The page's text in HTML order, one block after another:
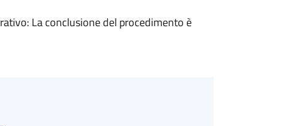
La conclusione del procedimento è